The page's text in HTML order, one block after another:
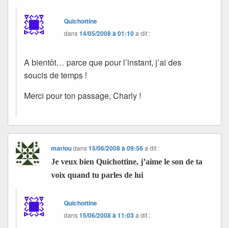
Quichottine
dans14/05/2008 à 01:10a dit :
A bientôt… parce que pour l’instant, j’ai des
soucis de temps !
Merci pour ton passage, Charly !
marloudans15/06/2008 à 09:56 a dit :
Je veux bien Quichottine, j’aime le son de ta
voix quand tu parles de lui
Quichottine
dans15/06/2008 à 11:03a dit :